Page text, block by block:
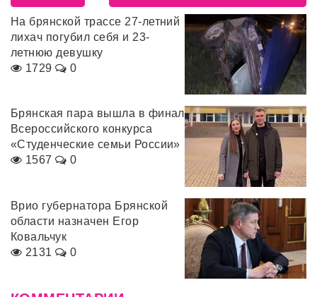
На брянской трассе 27-летний
лихач погубил себя и 23-
летнюю девушку
1729
0
Брянская пара вышла в финал
Всероссийского конкурса
«Студенческие семьи России»
1567
0
Врио губернатора Брянской
области назначен Егор
Ковальчук
2131
0